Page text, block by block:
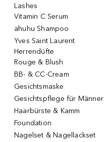
Lashes
Vitamin C Serum
ahuhu Shampoo
Yves Saint Laurent
Herrendüfte
Rouge & Blush
BB- & CC-Cream
Gesichtsmaske
Gesichtspflege für Männer
Haarbürste & Kamm
Foundation
Nagelset & Nagellackset